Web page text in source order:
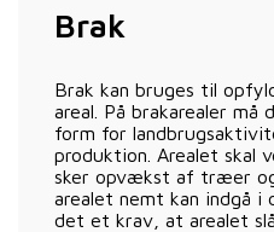
Brak
Brak kan bruges til
areal. På brakarealer må
form for
produktion. Arealet skal
sker opvækst af træer
arealet nemt kan indgå
det et krav, at arealet